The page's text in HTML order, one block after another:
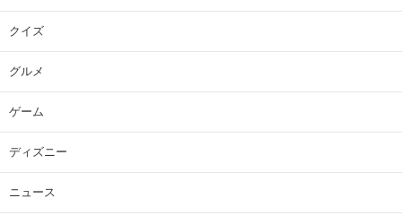
クイズ
グルメ
ゲーム
ディズニー
ニュース